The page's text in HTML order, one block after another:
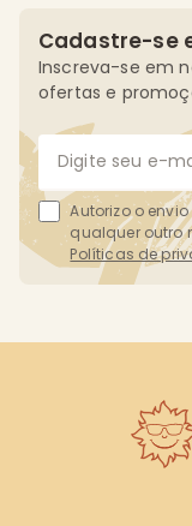
Cadastre-se
Inscreva-se em
ofertas e
Autorizo o
qualquer outro
Políticas de